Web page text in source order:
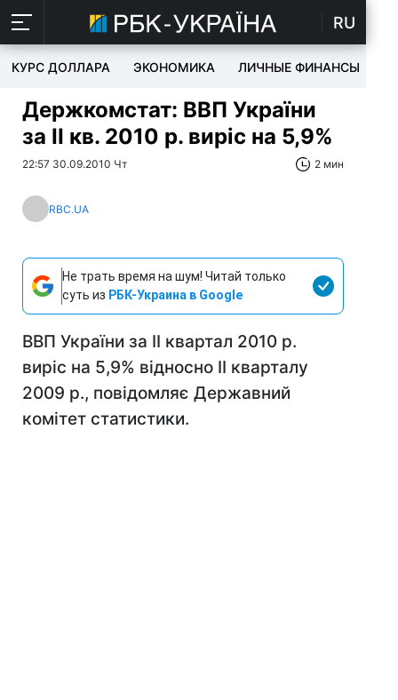
RU
КУРС ДОЛЛАРА ЭКОНОМИКА ЛИЧНЫЕ ФИНАНСЫ
Держкомстат: ВВП України
за II кв. 2010 р. виріс на 5,9%
22:57 30.09.2010 Чт 2 мин
RBC.UA
Не трать время на шум! Читай только
суть из РБК-Украина в Google
ВВП України за II квартал 2010 р.
виріс на 5,9% відносно II кварталу
2009 р., повідомляє Державний
комітет статистики.